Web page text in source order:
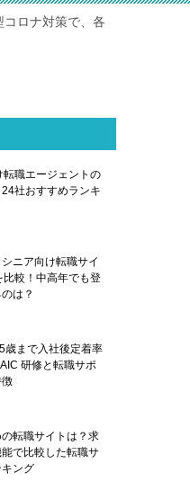
ロナ対策で、各
転職エージェントの
社おすすめランキ
シニア向け転職サイ
比較！中高年でも登
は？
歳まで入社後定着率
研修と転職サポ
徴
転職サイトは？求
能で比較した転職サ
ング